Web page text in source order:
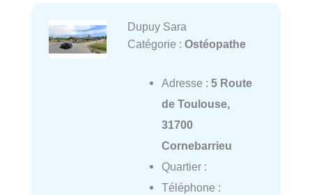
Dupuy Sara
Catégorie : Ostéopathe
Adresse : 5 Route
de Toulouse,
31700
Cornebarrieu
Quartier :
Téléphone :